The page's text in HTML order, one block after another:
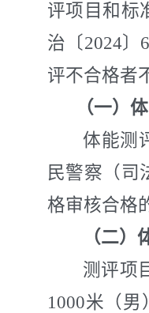
评项目和标
治 〔 2024〕
评不合格者
（一）体
体能测
民警察（司
格审核合格
（二）
测评项
1000米（男